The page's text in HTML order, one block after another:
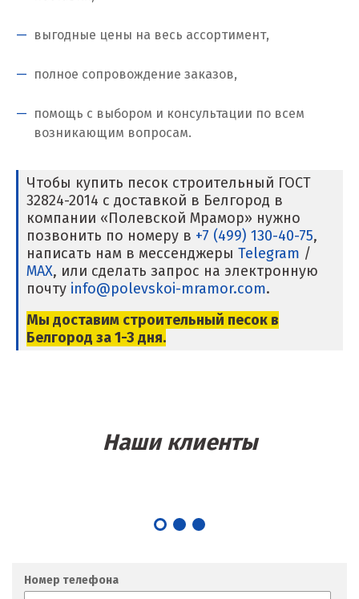
Королёв
Кострома
Красногорск
Краснотурьинск
Красноуфимск
Красноярск
Крым
Кузино
Лыткарино
выгодные цены на весь ассортимент,
полное сопровождение заказов,
помощь с выбором и консультации по всем
возникающим вопросам.
Чтобы купить песок строительный ГОСТ
32824-2014 с доставкой в Белгород в
компании «Полевской Мрамор» нужно
позвонить по номеру в +7 (499) 130-40-75,
написать нам в мессенджеры Telegram /
MAX, или сделать запрос на электронную
почту info@polevskoi-mramor.com.
Мы доставим строительный песок в
Белгород за 1-3 дня.
Наши клиенты
Номер телефона